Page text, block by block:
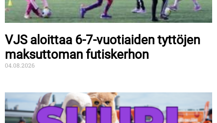
VJS aloittaa 6-7-vuotiaiden tyttöjen
maksuttoman futiskerhon
04.08.2026